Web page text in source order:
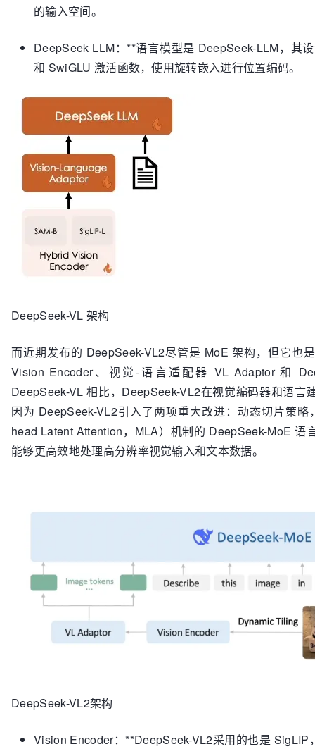
的输入空间。
DeepSeek LLM：**语言模型是 DeepSeek-LLM，其
和 SwiGLU 激活函数，使用旋转嵌入进行位置编码。
DeepSeek-VL 架构
而近期发布的 DeepSeek-VL2尽管是 MoE 架构，但它也
Vision Encoder、视觉-语言适配器 VL Adaptor 和
DeepSeek-VL 相比，DeepSeek-VL2在视觉编码器和语言
因为 DeepSeek-VL2引入了两项重大改进：动态切片策
head Latent Attention，MLA）机制的 DeepSeek-MoE 语
能够更高效地处理高分辨率视觉输入和文本数据。
DeepSeek-VL2架构
Vision Encoder：**DeepSeek-VL2采用的也是